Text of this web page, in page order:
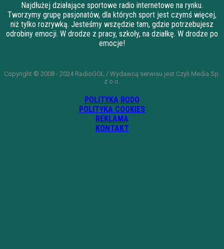
Najdłużej działające sportowe radio internetowe na rynku.
Tworzymy grupę pasjonatów, dla których sport jest czymś więcej,
niż tylko rozrywką. Jesteśmy wszędzie tam, gdzie potrzebujesz
odrobiny emocji. W drodze z pracy, szkoły, na działkę. W drodze po
emocje!
Copyright © 2008 - 2024 RadioGOL / Wydawcą serwisu jest Czyli Media Sp.
z o.o.
POLITYKA RODO
POLITYKA COOKIES
REKLAMA
KONTAKT